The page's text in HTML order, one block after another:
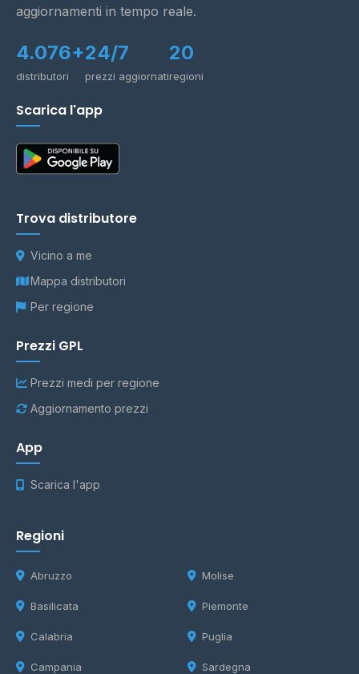
aggiornamenti in tempo reale.
4.076+
distributori
24/7
prezzi aggiornati
20
regioni
Scarica l'app
Trova distributore
Vicino a me
Mappa distributori
Per regione
Prezzi GPL
Prezzi medi per regione
Aggiornamento prezzi
App
Scarica l'app
Regioni
Abruzzo
Basilicata
Calabria
Campania
Molise
Piemonte
Puglia
Sardegna